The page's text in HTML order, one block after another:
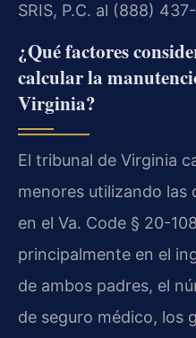
SRIS, P.C. al (888)
¿Qué factores
calcular la
Virginia?
El tribunal de Virginia
menores utilizando las
en el Va. Code § 20-
principalmente en el
de ambos padres, el
de seguro médico, los